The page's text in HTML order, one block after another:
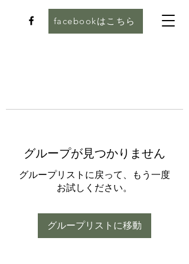
facebookはこちら
グループが見つかりません
グループリストに戻って、もう一度
お試しください。
グループリストに移動